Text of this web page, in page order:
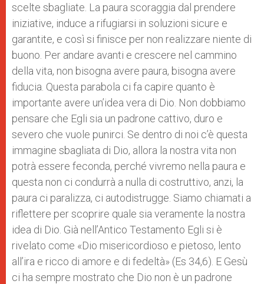
scelte sbagliate. La paura scoraggia dal prendere
iniziative, induce a rifugiarsi in soluzioni sicure e
garantite, e così si finisce per non realizzare niente di
buono. Per andare avanti e crescere nel cammino
della vita, non bisogna avere paura, bisogna avere
fiducia. Questa parabola ci fa capire quanto è
importante avere un’idea vera di Dio. Non dobbiamo
pensare che Egli sia un padrone cattivo, duro e
severo che vuole punirci. Se dentro di noi c’è questa
immagine sbagliata di Dio, allora la nostra vita non
potrà essere feconda, perché vivremo nella paura e
questa non ci condurrà a nulla di costruttivo, anzi, la
paura ci paralizza, ci autodistrugge. Siamo chiamati a
riflettere per scoprire quale sia veramente la nostra
idea di Dio. Già nell’Antico Testamento Egli si è
rivelato come «Dio misericordioso e pietoso, lento
all’ira e ricco di amore e di fedeltà» (Es 34,6). E Gesù
ci ha sempre mostrato che Dio non è un padrone